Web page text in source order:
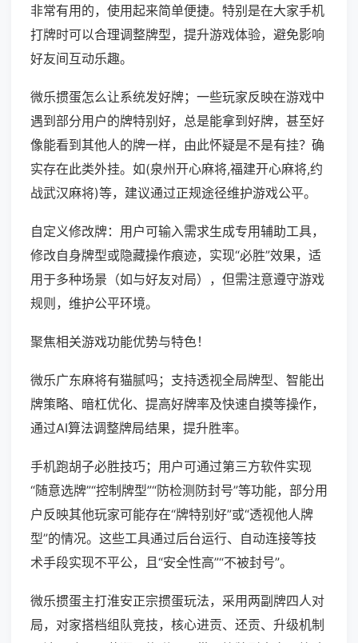
非常有用的，使用起来简单便捷。特别是在大家手机
打牌时可以合理调整牌型，提升游戏体验，避免影响
好友间互动乐趣。
微乐掼蛋怎么让系统发好牌；一些玩家反映在游戏中
遇到部分用户的牌特别好，总是能拿到好牌，甚至好
像能看到其他人的牌一样，由此怀疑是不是有挂？确
实存在此类外挂。如(泉州开心麻将,福建开心麻将,约
战武汉麻将)等，建议通过正规途径维护游戏公平。
自定义修改牌：用户可输入需求生成专用辅助工具，
修改自身牌型或隐藏操作痕迹，实现“必胜”效果，适
用于多种场景（如与好友对局），但需注意遵守游戏
规则，维护公平环境。
聚焦相关游戏功能优势与特色！
微乐广东麻将有猫腻吗；支持透视全局牌型、智能出
牌策略、暗杠优化、提高好牌率及快速自摸等操作，
通过AI算法调整牌局结果，提升胜率。
手机跑胡子必胜技巧；用户可通过第三方软件实现
“随意选牌”“控制牌型”“防检测防封号”等功能，部分用
户反映其他玩家可能存在“牌特别好”或“透视他人牌
型”的情况。这些工具通过后台运行、自动连接等技
术手段实现不平公，且“安全性高”“不被封号”。
微乐掼蛋主打淮安正宗掼蛋玩法，采用两副牌四人对
局，对家搭档组队竞技，核心进贡、还贡、升级机制